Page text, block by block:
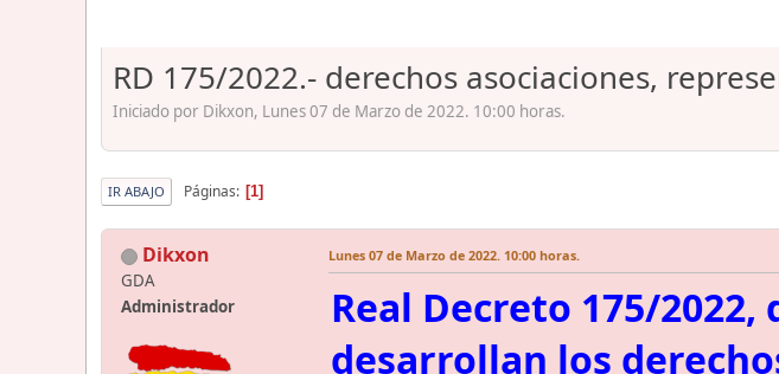
RD 175/2022.- derechos asociaciones,
Iniciado por Dikxon, Lunes 07 de Marzo de 2022. 10:00 horas.
IR ABAJO Páginas 1
Dikxon
GDA
Administrador
Lunes 07 de Marzo de 2022. 10:00 horas.
Real Decreto 175/
desarrollan los